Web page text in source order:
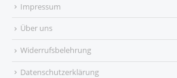
Impressum
Über uns
Widerrufsbelehrung
Datenschutzerklärung